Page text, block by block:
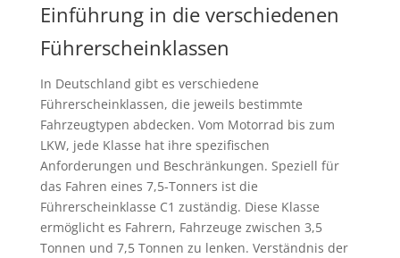
Einführung in die verschiedenen
Führerscheinklassen
In Deutschland gibt es verschiedene
Führerscheinklassen, die jeweils bestimmte
Fahrzeugtypen abdecken. Vom Motorrad bis zum
LKW, jede Klasse hat ihre spezifischen
Anforderungen und Beschränkungen. Speziell für
das Fahren eines 7,5-Tonners ist die
Führerscheinklasse C1 zuständig. Diese Klasse
ermöglicht es Fahrern, Fahrzeuge zwischen 3,5
Tonnen und 7,5 Tonnen zu lenken. Verständnis der